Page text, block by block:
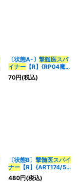
〔状態A-〕 撃髄医スパ
イナー【R】{RP04魔
12/61}《闇》
70円(税込)
〔状態B〕 撃髄医スパイ
ナー【R】{ART174/5}
《闇》
480円(税込)